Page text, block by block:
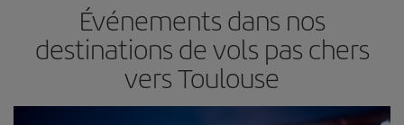
Événements dans nos
destinations de vols pas chers
vers Toulouse